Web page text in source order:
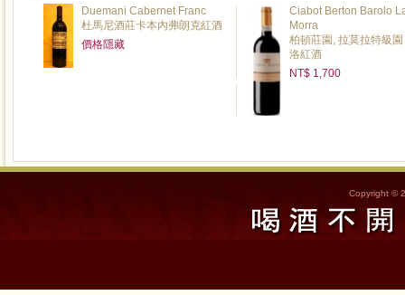
Duemani Cabernet Franc
杜馬尼酒莊卡本內弗朗克紅酒
價格隱藏
Ciabot Berton Barolo
Morra
柏頓莊園, 拉莫拉特級
洛紅酒
NT$ 1,700
Copyright ©